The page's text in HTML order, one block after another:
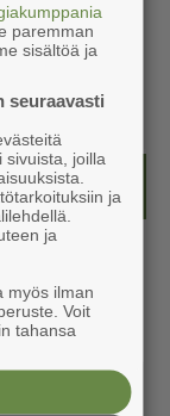
paremman
sisältöä ja
seuraavasti
sivuista, joilla
ja
ja
myös ilman
Voit
tahansa